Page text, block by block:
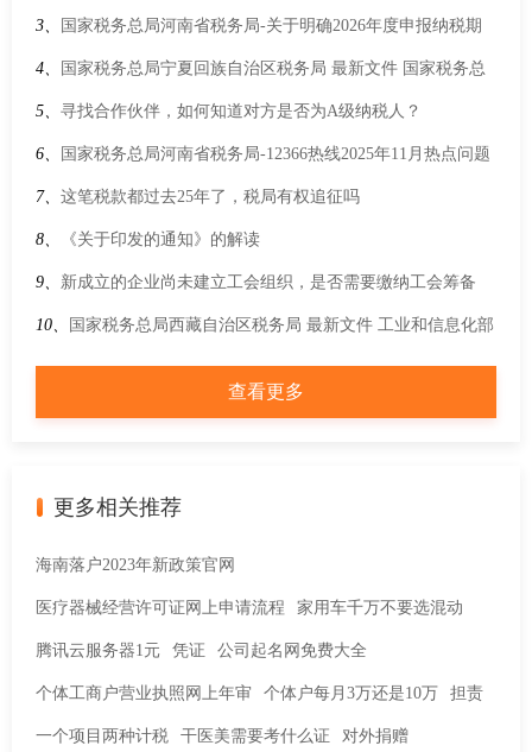
税政策 做好电力保供工作的通知(财税〔2022〕25号)
3、 国家税务总局河南省税务局-关于明确2026年度申报纳税期
限的通知
4、 国家税务总局宁夏回族自治区税务局 最新文件 国家税务总
局关于起征点标准等增值税征管事项的公告
5、 寻找合作伙伴，如何知道对方是否为A级纳税人？
6、 国家税务总局河南省税务局-12366热线2025年11月热点问题
7、 这笔税款都过去25年了，税局有权追征吗
8、 《关于印发的通知》的解读
9、 新成立的企业尚未建立工会组织，是否需要缴纳工会筹备
金？
10、 国家税务总局西藏自治区税务局 最新文件 工业和信息化部
等七部门关于印发推动工业领域设备更新实施方案的通知
查看更多
更多相关推荐
海南落户2023年新政策官网
医疗器械经营许可证网上申请流程 家用车千万不要选混动
腾讯云服务器1元 凭证 公司起名网免费大全
个体工商户营业执照网上年审 个体户每月3万还是10万 担责
一个项目两种计税 干医美需要考什么证 对外捐赠